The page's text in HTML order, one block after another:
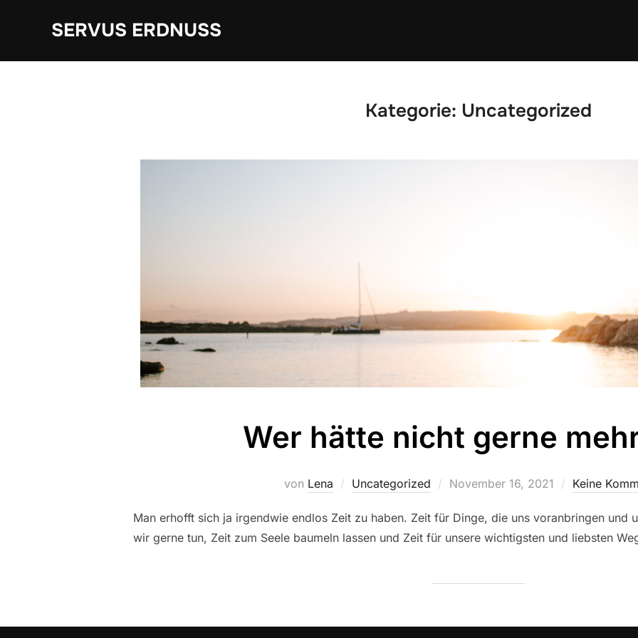
SERVUS ERDNUSS
Kategorie: Uncategorized
Wer hätte nicht gerne
von Lena Uncategorized
Veröffentlicht
November 16, 2021 Keine
Man erhofft sich ja irgendwie endlos Zeit zu haben. Zeit für Dinge, die uns voranbringen und
wir gerne tun, Zeit zum Seele baumeln lassen und Zeit für unsere wichtigsten und liebsten